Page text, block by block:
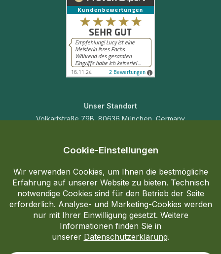
Unser Standort
Volkartstraße 79B, 80636 München, Germany
+49 1517 5483124
Impressum